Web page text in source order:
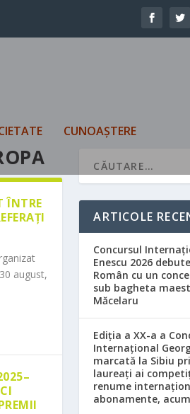
CUNOAȘTERE
ÎNTRE
august,
ARTICOLE
Concursul
Enescu 2026
Român cu un
sub bagheta
Măcelaru
Ediția a XX-a a
Internațional
marcată la Sibiu
laureați ai
renume
abonamente,